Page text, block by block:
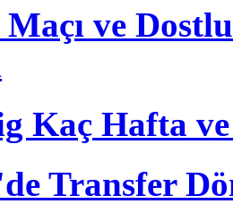
Maçı ve
Kaç Hafta
Transfer